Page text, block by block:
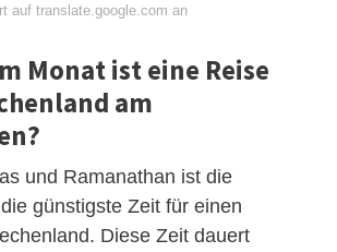
auf translate.google.com an
​​Monat ist eine Reise
am
und Ramanathan ist die
günstigste Zeit für einen
Diese Zeit dauert